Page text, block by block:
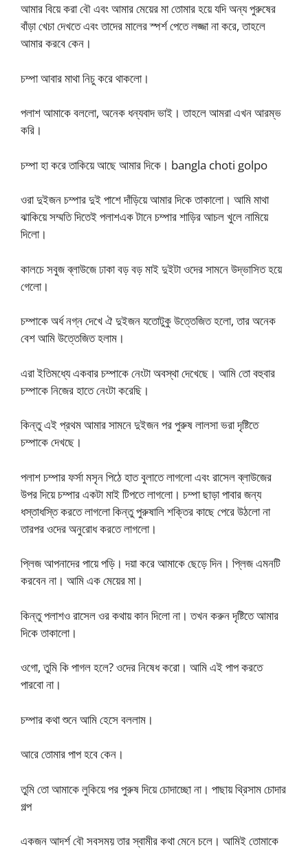
আমার বিয়ে করা বৌ এবং আমার মেয়ের মা তোমার হয়ে যদি অন্য পুরুষের
বাঁড়া খেচা দেখতে এবং তাদের মালের স্পর্শ পেতে লজ্জা না করে, তাহলে
আমার করবে কেন।
চম্পা আবার মাথা নিচু করে থাকলো।
পলাশ আমাকে বললো, অনেক ধন্যবাদ ভাই। তাহলে আমরা এখন আরম্ভ
করি।
চম্পা হা করে তাকিয়ে আছে আমার দিকে। bangla choti golpo
ওরা দুইজন চম্পার দুই পাশে দাঁড়িয়ে আমার দিকে তাকালো। আমি মাথা
ঝাকিয়ে সম্মতি দিতেই পলাশএক টানে চম্পার শাড়ির আচল খুলে নামিয়ে
দিলো।
কালচে সবুজ ব্লাউজে ঢাকা বড় বড় মাই দুইটা ওদের সামনে উদ্ভাসিত হয়ে
গেলো।
চম্পাকে অর্ধ নগ্ন দেখে ঐ দুইজন যতোটুকু উত্তেজিত হলো, তার অনেক
বেশ আমি উত্তেজিত হলাম।
এরা ইতিমধ্যে একবার চম্পাকে নেংটা অবস্থা দেখেছে। আমি তো বহুবার
চম্পাকে নিজের হাতে নেংটা করেছি।
কিন্তু এই প্রথম আমার সামনে দুইজন পর পুরুষ লালসা ভরা দৃষ্টিতে
চম্পাকে দেখছে।
পলাশ চম্পার ফর্সা মসৃন পিঠে হাত বুলাতে লাগলো এবং রাসেল ব্লাউজের
উপর দিয়ে চম্পার একটা মাই টিপতে লাগলো। চম্পা ছাড়া পাবার জন্য
ধস্তাধস্তি করতে লাগলো কিন্তু পুরুষালি শক্তির কাছে পেরে উঠলো না
তারপর ওদের অনুরোধ করতে লাগলো।
প্লিজ আপনাদের পায়ে পড়ি। দয়া করে আমাকে ছেড়ে দিন। প্লিজ এমনটি
করবেন না। আমি এক মেয়ের মা।
কিন্তু পলাশও রাসেল ওর কথায় কান দিলো না। তখন করুন দৃষ্টিতে আমার
দিকে তাকালো।
ওগো, তুমি কি পাগল হলে? ওদের নিষেধ করো। আমি এই পাপ করতে
পারবো না।
চম্পার কথা শুনে আমি হেসে বললাম।
আরে তোমার পাপ হবে কেন।
তুমি তো আমাকে লুকিয়ে পর পুরুষ দিয়ে চোদাচ্ছো না। পাছায় থ্রিসাম চোদার
গল্প
একজন আদর্শ বৌ সবসময় তার স্বামীর কথা মেনে চলে। আমিই তোমাকে